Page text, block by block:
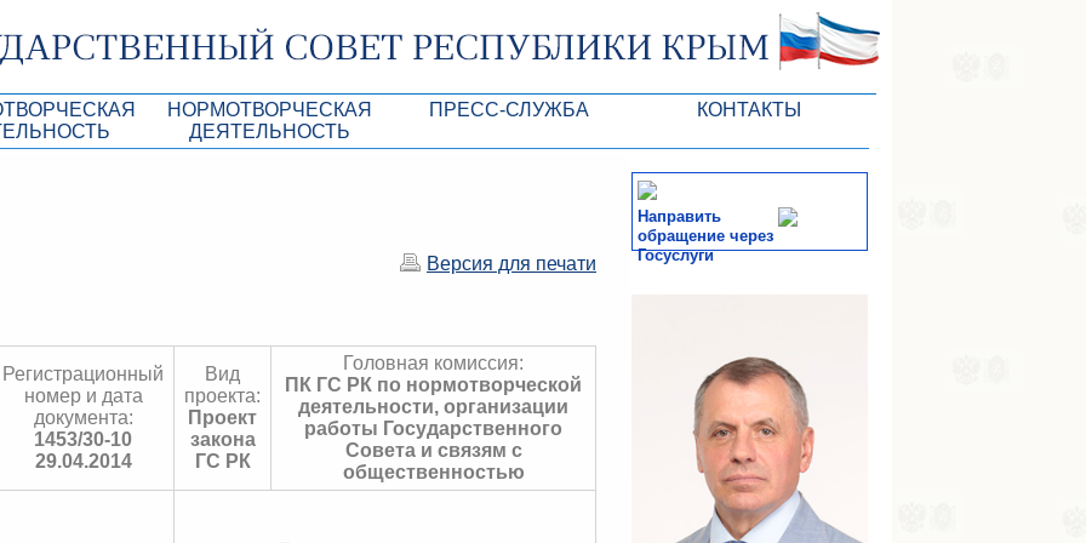
процесса в РК
законотворчества
НОРМОТВОРЧЕСКАЯ
ДЕЯТЕЛЬНОСТЬ
ПРЕСС-СЛУЖБА
Фотогалерея
КОНТАКТЫ
Версия для печати
Регистрационный
номер и дата
документа:
1453/30-10
29.04.2014
Вид
проекта:
Проект
закона
ГС РК
Головная комиссия:
ПК ГС РК по нормотворческой
деятельности, организации
работы Государственного
Совета и связям с
общественностью
Направить
обращение через
Госуслуги